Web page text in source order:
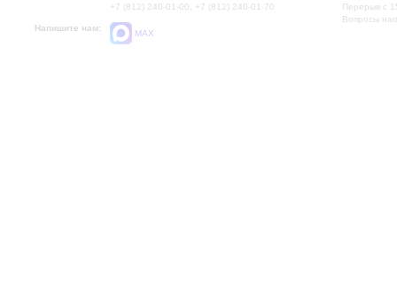
+7 (812) 240-01-00, +7 (812) 240-01-70
Напишите нам:
MAX
Перерыв с
Вопросы